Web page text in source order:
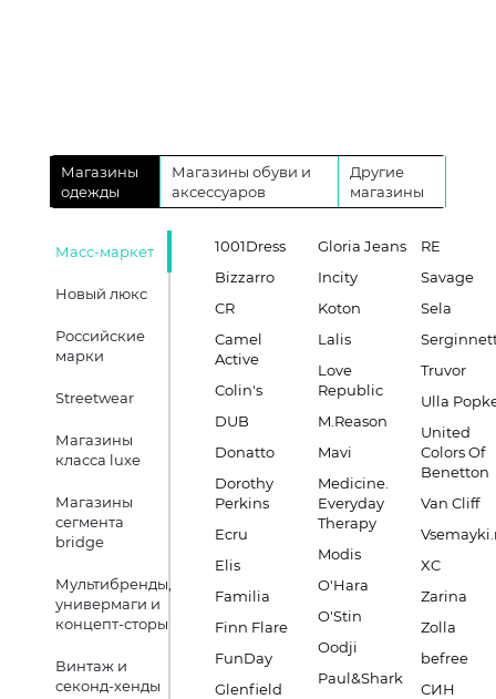
Магазины
одежды
Магазины обуви и
аксессуаров
Другие
магазины
Масс-маркет
Новый люкс
Российские
марки
Streetwear
Магазины
класса luxe
Магазины
сегмента
bridge
Мультибренды,
универмаги и
концепт-сторы
Винтаж и
секонд-хенды
1001Dress
Bizzarro
CR
Camel
Active
Colin's
DUB
Donatto
Dorothy
Perkins
Ecru
Elis
Familia
Finn Flare
FunDay
Glenfield
Gloria Jeans
Incity
Koton
Lalis
Love
Republic
M.Reason
Mavi
Medicine.
Everyday
Therapy
Modis
O'Hara
O'Stin
Oodji
Paul&Shark
RE
Savage
Sela
Truvor
Ulla
United
Colors Of
Benetton
Van Cliff
XC
Zarina
Zolla
befree
СИН